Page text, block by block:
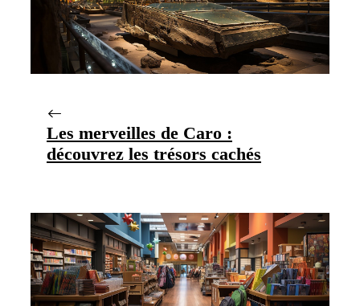
Les merveilles de Caro :
découvrez les trésors cachés